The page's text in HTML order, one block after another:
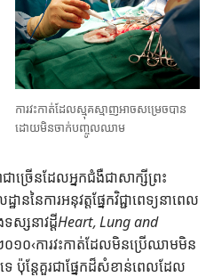
ការ​វះ​កាត់​ដែល​ស្មុគ​ស្មាញ​អាច​សម្រេច​បាន​
ដោយ​មិន​ចាក់​បញ្ចូល​ឈាម
ជា​ច្រើន​ដែល​អ្នក​ជំងឺ​ជា​សាក្សី​ព្រះ​
នៃ​ការ​អនុវត្ត​ផ្នែក​វិជ្ជា​ពេទ្យ​នា​ពេល​
ស្សនាវដ្ដី​Heart, Lung and
២០១០​‹​ការ​វះ​កាត់​ដែល​មិន​ប្រើ​ឈាម​មិន​
ប៉ុន្តែ​គួរ​ជា​ផ្នែក​ដ៏​សំខាន់​ពេល​ដែល​